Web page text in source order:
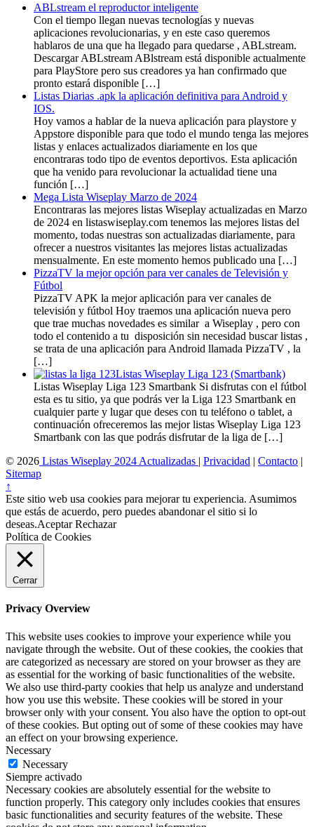
ABLstream el reproductor inteligente
Con el tiempo llegan nuevas tecnologías y nuevas
aplicaciones revolucionarias, y en este caso queremos
hablaros de una que ha llegado para quedarse , ABLstream.
Descargar ABLstream ABlstream está disponible actualmente
para PlayStore pero sus creadores ya han confirmado que
pronto estará disponible […]
Listas Diarias .apk la aplicación definitiva para Android y
IOS.
Hoy vamos a hablar de la nueva aplicación para playstore y
Appstore disponible para que todo el mundo tenga las mejores
listas y enlaces actualizados diariamente en los que
encontraras todo tipo de eventos deportivos. Esta aplicación
que ha venido para revolucionar la actualidad tiene una
función […]
Mega Lista Wiseplay Marzo de 2024
Encontraras las mejores listas Wiseplay actualizadas en Marzo
de 2024 en listaswiseplay.com tenemos las mejores listas del
momento, todas nuestras son actualizadas diariamente, para
ofrecer a nuestros visitantes las mejores listas actualizadas
mensualmente. En este momento hemos publicado una […]
PizzaTV la mejor opción para ver canales de Televisión y
Fútbol
PizzaTV APK la mejor aplicación para ver canales de
televisión y fútbol Hoy traemos una aplicación nueva pero
que trae muchas novedades es similar a Wiseplay , pero con
todo el contenido a tu disposición sin necesidad buscar listas ,
se trata de una aplicación para Android llamada PizzaTV , la
[…]
Listas Wiseplay Liga 123 (Smartbank)
Listas Wiseplay Liga 123 Smartbank Si disfrutas con el fútbol
esta es tu sitio, ya que podrás ver la Liga 123 Smartbank en
cualquier parte y lugar que deses con tu teléfono o tablet, a
continuación ofreceremos las mejor listas Wiseplay Liga 123
Smartbank con las que podrás disfrutar de la liga de […]
© 2026 Listas Wiseplay 2024 Actualizadas | Privacidad | Contacto |
Sitemap
↑
Este sitio web usa cookies para mejorar tu experiencia. Asumimos
que estás de acuerdo, pero puedes abandonar el sitio si lo
deseas.Aceptar Rechazar
Política de Cookies
Cerrar
Privacy Overview
This website uses cookies to improve your experience while you
navigate through the website. Out of these cookies, the cookies that
are categorized as necessary are stored on your browser as they are
as essential for the working of basic functionalities of the website.
We also use third-party cookies that help us analyze and understand
how you use this website. These cookies will be stored in your
browser only with your consent. You also have the option to opt-out
of these cookies. But opting out of some of these cookies may have
an effect on your browsing experience.
Necessary
Necessary
Siempre activado
Necessary cookies are absolutely essential for the website to
function properly. This category only includes cookies that ensures
basic functionalities and security features of the website. These